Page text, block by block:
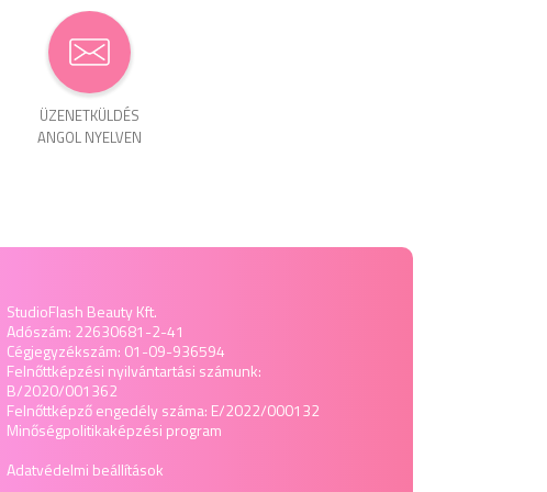
ÜZENET­KÜLDÉS
ANGOL NYELVEN
StudioFlash Beauty Kft.
Adószám: 22630681-2-41
Cégjegyzékszám: 01-09-936594
Felnőttképzési nyilvántartási számunk:
B/2020/001362
Felnőttképző engedély száma: E/2022/000132
Minőségpolitikaképzési program
Adatvédelmi beállítások